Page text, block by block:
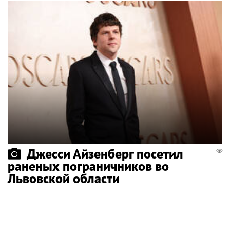
Джесси Айзенберг посетил
раненых пограничников во
Львовской области